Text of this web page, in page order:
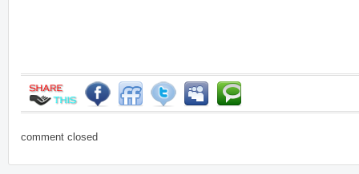
comment closed